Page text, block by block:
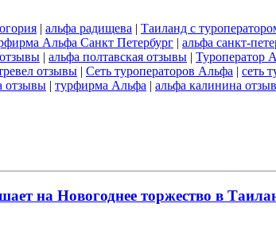
| альфа радищева | Таиланд с
Альфа Санкт Петербург | альфа санкт-
| альфа полтавская отзывы | Туроператор
отзывы | Сеть туроператоров Альфа | сеть
отзывы | турфирма Альфа | альфа калинина
на Новогоднее торжество в